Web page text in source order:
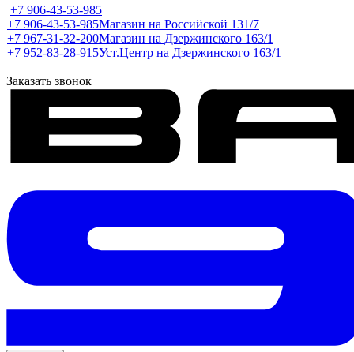
+7 906-43-53-985
+7 906-43-53-985Магазин на Российской 131/7
+7 967-31-32-200Магазин на Дзержинского 163/1
+7 952-83-28-915Уст.Центр на Дзержинского 163/1
Заказать звонок